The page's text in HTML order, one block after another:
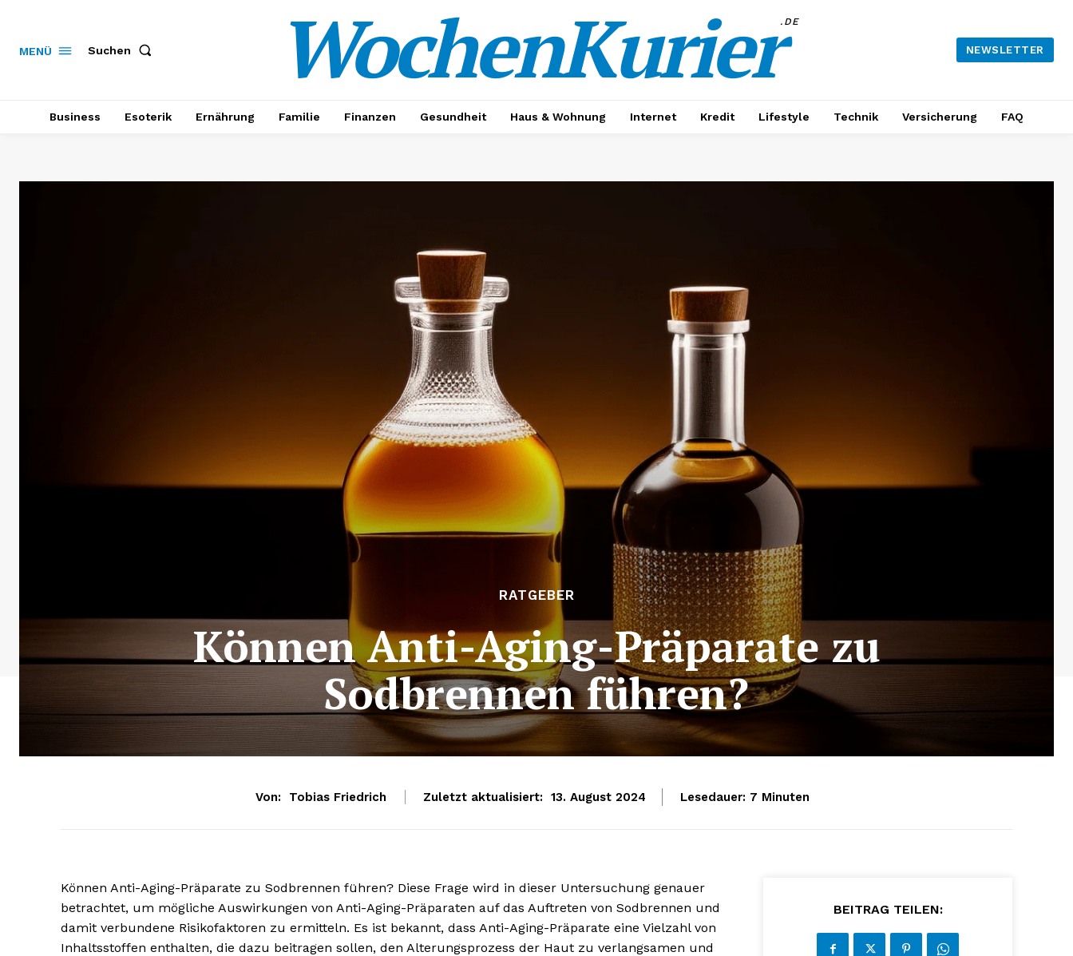
MENÜ Suchen WochenKurier.DE
NEWSLETTER
Business Esoterik Ernährung Familie Finanzen Gesundheit Haus & Wohnung Internet Kredit Lifestyle Technik Versicherung FAQ
RATGEBER
Können Anti-Aging-Präparate zu
Sodbrennen führen?
Von: Tobias Friedrich Zuletzt aktualisiert: 13. August 2024 Lesedauer: 7 Minuten
Können Anti-Aging-Präparate zu Sodbrennen führen? Diese Frage wird in dieser Untersuchung genauer
betrachtet, um mögliche Auswirkungen von Anti-Aging-Präparaten auf das Auftreten von Sodbrennen und
damit verbundene Risikofaktoren zu ermitteln. Es ist bekannt, dass Anti-Aging-Präparate eine Vielzahl von
Inhaltsstoffen enthalten, die dazu beitragen sollen, den Alterungsprozess der Haut zu verlangsamen und
BEITRAG TEILEN: